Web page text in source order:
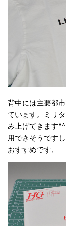
背中には主要都
ています。ミリ
み上げてきます
用できそうです
おすすめです。